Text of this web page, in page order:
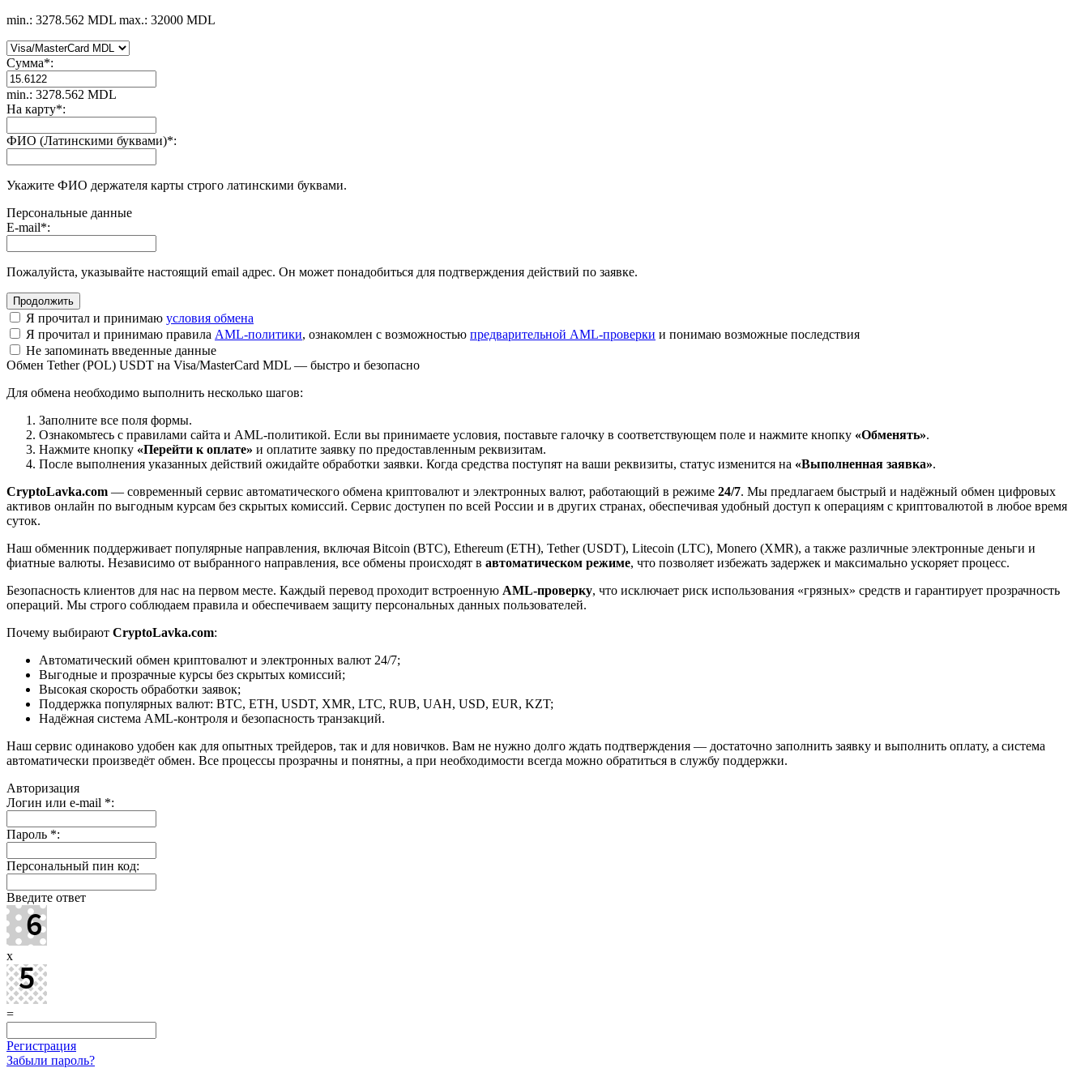
min.: 3278.562 MDL max.: 32000 MDL
Сумма*:
min.: 3278.562 MDL
На карту*:
ФИО (Латинскими буквами)*:
Укажите ФИО держателя карты строго латинскими буквами.
Персональные данные
E-mail*:
Пожалуйста, указывайте настоящий email адрес. Он может понадобиться для подтверждения действий по заявке.
Я прочитал и принимаю условия обмена
Я прочитал и принимаю правила AML-политики, ознакомлен с возможностью предварительной AML-проверки и понимаю возможные последствия
Не запоминать введенные данные
Обмен Tether (POL) USDT на Visa/MasterCard MDL — быстро и безопасно
Для обмена необходимо выполнить несколько шагов:
Заполните все поля формы.
Ознакомьтесь с правилами сайта и AML-политикой. Если вы принимаете условия, поставьте галочку в соответствующем поле и нажмите кнопку «Обменять».
Нажмите кнопку «Перейти к оплате» и оплатите заявку по предоставленным реквизитам.
После выполнения указанных действий ожидайте обработки заявки. Когда средства поступят на ваши реквизиты, статус изменится на «Выполненная заявка».
CryptoLavka.com — современный сервис автоматического обмена криптовалют и электронных валют, работающий в режиме 24/7. Мы предлагаем быстрый и надёжный обмен цифровых
активов онлайн по выгодным курсам без скрытых комиссий. Сервис доступен по всей России и в других странах, обеспечивая удобный доступ к операциям с криптовалютой в любое время
суток.
Наш обменник поддерживает популярные направления, включая Bitcoin (BTC), Ethereum (ETH), Tether (USDT), Litecoin (LTC), Monero (XMR), а также различные электронные деньги и
фиатные валюты. Независимо от выбранного направления, все обмены происходят в автоматическом режиме, что позволяет избежать задержек и максимально ускоряет процесс.
Безопасность клиентов для нас на первом месте. Каждый перевод проходит встроенную AML-проверку, что исключает риск использования «грязных» средств и гарантирует прозрачность
операций. Мы строго соблюдаем правила и обеспечиваем защиту персональных данных пользователей.
Почему выбирают CryptoLavka.com:
Автоматический обмен криптовалют и электронных валют 24/7;
Выгодные и прозрачные курсы без скрытых комиссий;
Высокая скорость обработки заявок;
Поддержка популярных валют: BTC, ETH, USDT, XMR, LTC, RUB, UAH, USD, EUR, KZT;
Надёжная система AML-контроля и безопасность транзакций.
Наш сервис одинаково удобен как для опытных трейдеров, так и для новичков. Вам не нужно долго ждать подтверждения — достаточно заполнить заявку и выполнить оплату, а система
автоматически произведёт обмен. Все процессы прозрачны и понятны, а при необходимости всегда можно обратиться в службу поддержки.
Авторизация
Логин или e-mail *:
Пароль *:
Персональный пин код:
Введите ответ
x
=
Регистрация
Забыли пароль?